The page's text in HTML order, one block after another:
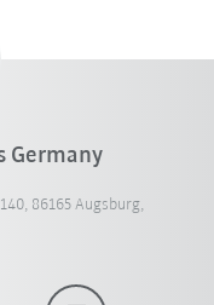
Germany
86165 Augsburg,